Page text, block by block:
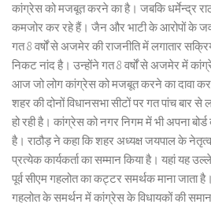
कांग्रेस को मजबूत करने का है। जबकि धर्मेन्द्र
कमजोर कर रहे हैं। जैन और भाटी के आरोपों के
गत 8 वर्षों से अजमेर की राजनीति में लगातार
निकट नांद है। उन्होंने गत 8 वर्षों से अजमेर में
आज जो लोग कांग्रेस को मजबूत करने का दावा
शहर की दोनों विधानसभा सीटों पर गत पांच बार से
हो रही है। कांग्रेस को नगर निगम में भी अपना
है। राठौड़ ने कहा कि शहर अध्यक्ष जयपाल के
प्रत्येक कार्यकर्ता का सम्मान किया है। यहां यह
पूर्व सीएम गहलोत का कट्टर समर्थक माना जाता
गहलोत के समर्थन में कांग्रेस के विधायकों की